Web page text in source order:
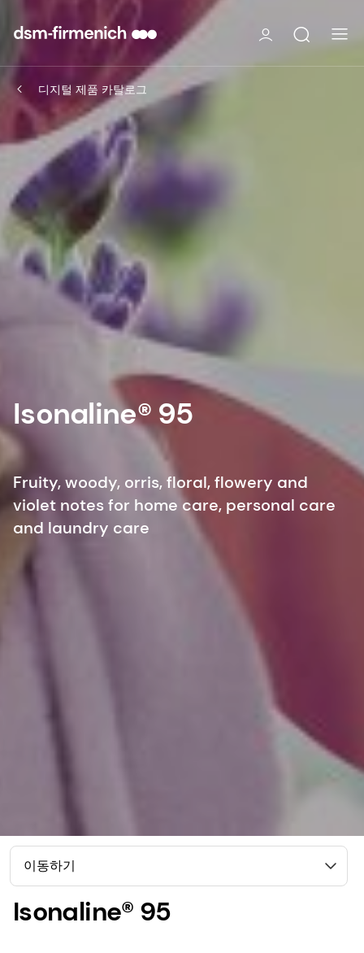
디지털 제품 카탈로그
Isonaline® 95
Fruity, woody, orris, floral, flowery and
violet notes for home care, personal care
and laundry care
이동하기
Isonaline® 95